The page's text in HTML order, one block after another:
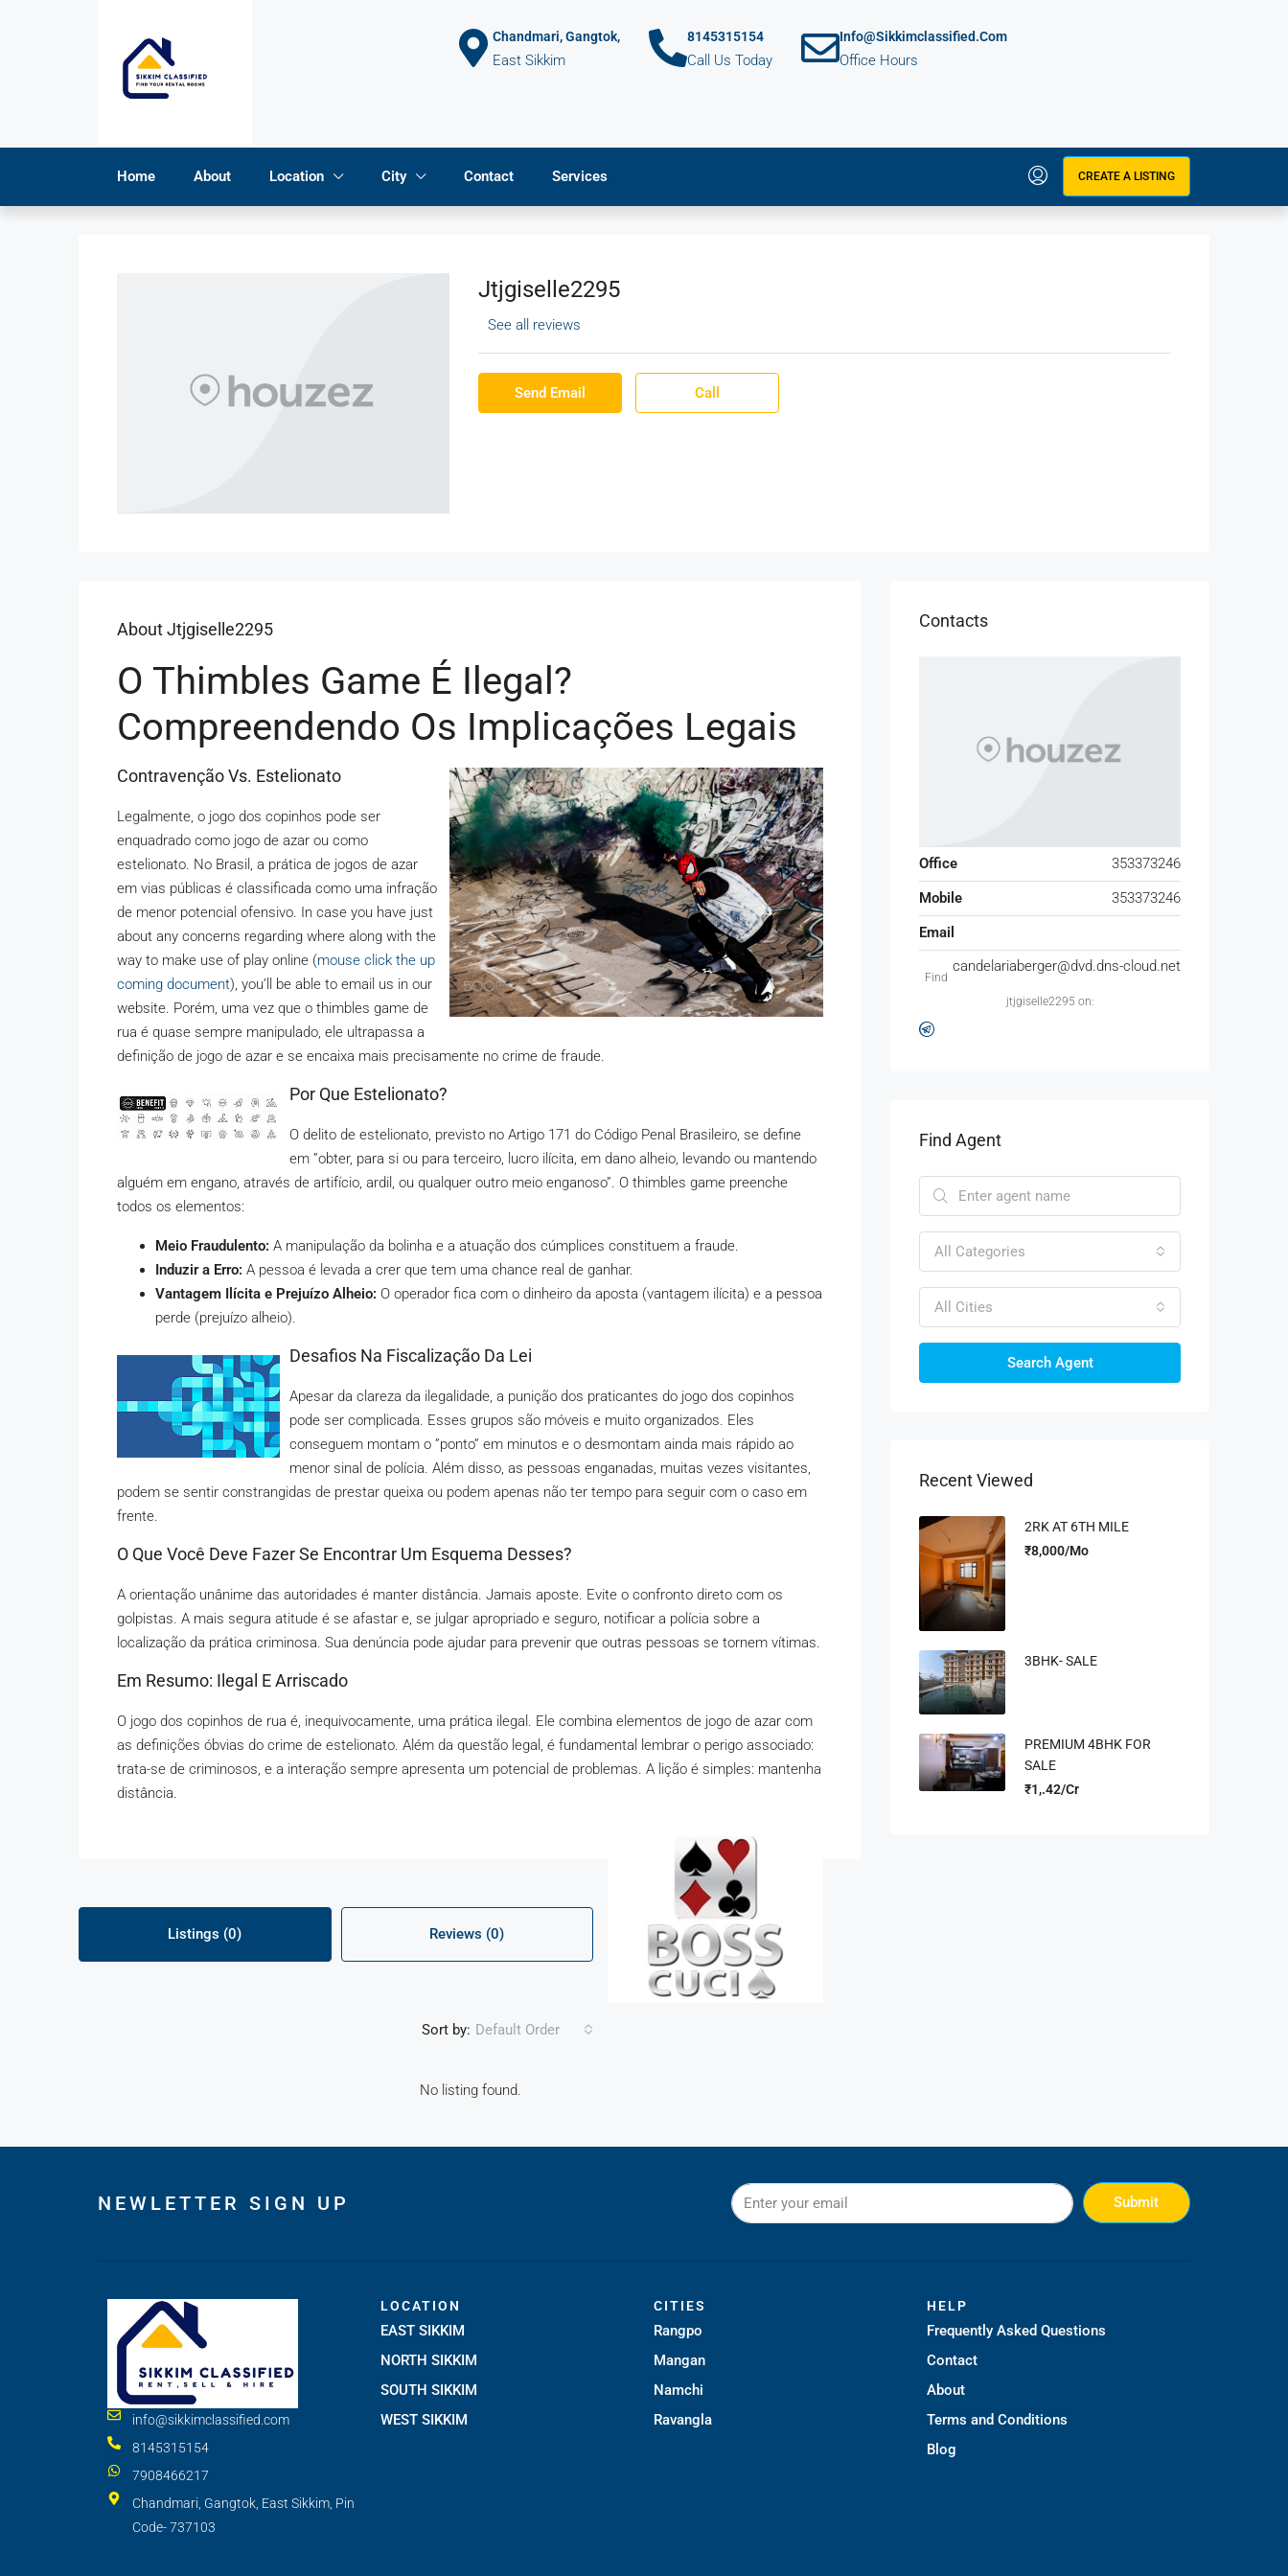
Chandmari, Gangtok,
East Sikkim
8145315154
Call Us Today
Info@sikkimclassified.com
Office Hours
Home About Location City Contact Services CREATE A LISTING
Jtjgiselle2295
See all reviews
Send Email Call
About Jtjgiselle2295
O Thimbles Game É Ilegal?
Compreendendo Os Implicações Legais
Contravenção Vs. Estelionato
Legalmente, o jogo dos copinhos pode ser
enquadrado como jogo de azar ou como
estelionato. No Brasil, a prática de jogos de azar
em vias públicas é classificada como uma infração
de menor potencial ofensivo. In case you have just
about any concerns regarding where along with the
way to make use of play online (mouse click the up
coming document), you’ll be able to email us in our
website. Porém, uma vez que o thimbles game de
rua é quase sempre manipulado, ele ultrapassa a
definição de jogo de azar e se encaixa mais precisamente no crime de fraude.
Por Que Estelionato?
O delito de estelionato, previsto no Artigo 171 do Código Penal Brasileiro, se define
em ”obter, para si ou para terceiro, lucro ilícita, em dano alheio, levando ou mantendo
alguém em engano, através de artifício, ardil, ou qualquer outro meio enganoso”. O thimbles game preenche
todos os elementos:
Meio Fraudulento: A manipulação da bolinha e a atuação dos cúmplices constituem a fraude.
Induzir a Erro: A pessoa é levada a crer que tem uma chance real de ganhar.
Vantagem Ilícita e Prejuízo Alheio: O operador fica com o dinheiro da aposta (vantagem ilícita) e a pessoa
perde (prejuízo alheio).
Desafios Na Fiscalização Da Lei
Apesar da clareza da ilegalidade, a punição dos praticantes do jogo dos copinhos
pode ser complicada. Esses grupos são móveis e muito organizados. Eles
conseguem montam o ”ponto” em minutos e o desmontam ainda mais rápido ao
menor sinal de polícia. Além disso, as pessoas enganadas, muitas vezes visitantes,
podem se sentir constrangidas de prestar queixa ou podem apenas não ter tempo para seguir com o caso em
frente.
O Que Você Deve Fazer Se Encontrar Um Esquema Desses?
A orientação unânime das autoridades é manter distância. Jamais aposte. Evite o confronto direto com os
golpistas. A mais segura atitude é se afastar e, se julgar apropriado e seguro, notificar a polícia sobre a
localização da prática criminosa. Sua denúncia pode ajudar para prevenir que outras pessoas se tornem vítimas.
Em Resumo: Ilegal E Arriscado
O jogo dos copinhos de rua é, inequivocamente, uma prática ilegal. Ele combina elementos de jogo de azar com
as definições óbvias do crime de estelionato. Além da questão legal, é fundamental lembrar o perigo associado:
trata-se de criminosos, e a interação sempre apresenta um potencial de problemas. A lição é simples: mantenha
distância.
Listings (0) Reviews (0)
Sort by: Default Order
No listing found.
Contacts
Office
353373246
Mobile
353373246
Email
candelariaberger@dvd.dns-cloud.net
Find
jtjgiselle2295 on:
Find Agent
All Categories
All Cities
Search Agent
Recent Viewed
2RK AT 6TH MILE
₹8,000/Mo
3BHK- SALE
PREMIUM 4BHK FOR
SALE
₹1,.42/Cr
NEWLETTER SIGN UP Submit
info@sikkimclassified.com
8145315154
7908466217
Chandmari, Gangtok, East Sikkim, Pin
Code- 737103
LOCATION
EAST SIKKIM
NORTH SIKKIM
SOUTH SIKKIM
WEST SIKKIM
CITIES
Rangpo
Mangan
Namchi
Ravangla
HELP
Frequently Asked Questions
Contact
About
Terms and Conditions
Blog